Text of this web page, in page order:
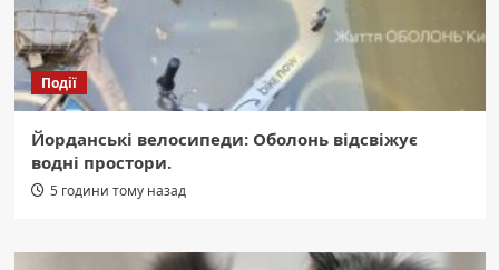
Події
Йорданські велосипеди: Оболонь відсвіжує
водні простори.
5 години тому назад